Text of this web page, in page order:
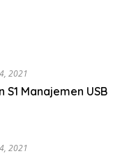
2021
S1 Manajemen USB
2021